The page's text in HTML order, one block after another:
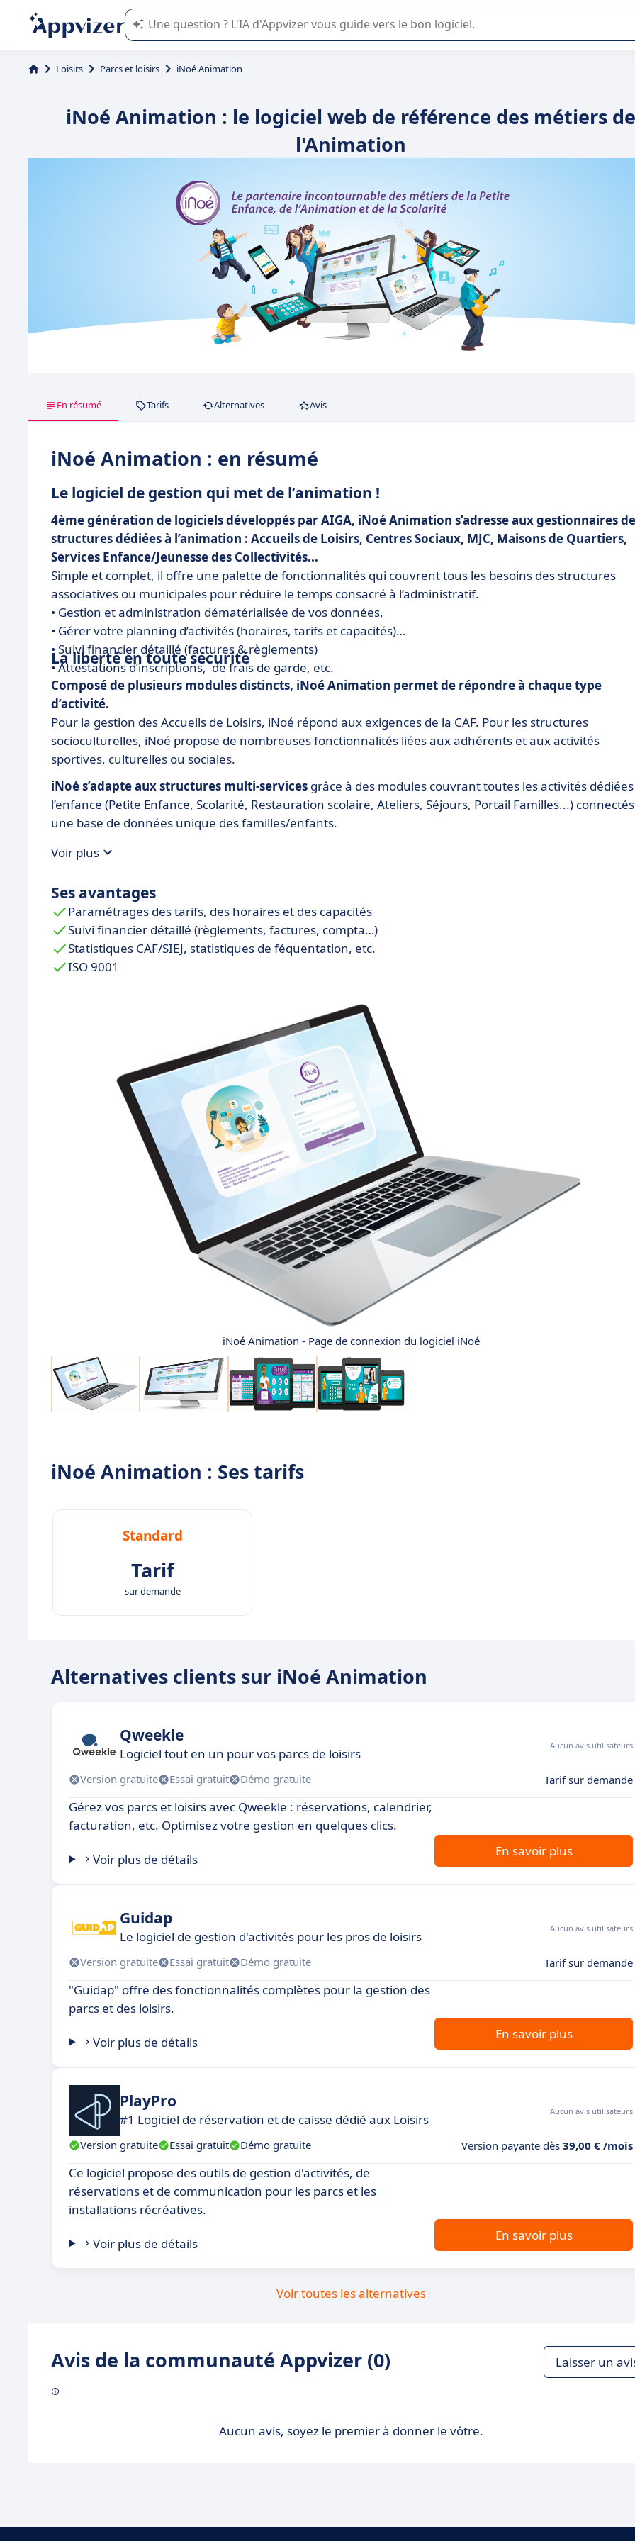
L'IA de Appvizer vous guide dans l'utilisation ou la sélection de logiciel SaaS en entreprise.
Loisirs Parcs et loisirs iNoé Animation
iNoé Animation : le logiciel web de référence des métiers de
l'Animation
En résumé Tarifs Alternatives Avis
iNoé Animation : en résumé
Le logiciel de gestion qui met de l’animation !
4ème génération de logiciels développés par AIGA, iNoé Animation s’adresse aux gestionnaires de
structures dédiées à l’animation : Accueils de Loisirs, Centres Sociaux, MJC, Maisons de Quartiers,
Services Enfance/Jeunesse des Collectivités...
Simple et complet, il offre une palette de fonctionnalités qui couvrent tous les besoins des structures
associatives ou municipales pour réduire le temps consacré à l’administratif.
• Gestion et administration dématérialisée de vos données,
• Gérer votre planning d’activités (horaires, tarifs et capacités)
• Suivi financier détaillé (factures & règlements)
• Attestations d’inscriptions, de frais de garde, etc.
La liberté en toute sécurité
Composé de plusieurs modules distincts, iNoé Animation permet de répondre à chaque type
d’activité.
Pour la gestion des Accueils de Loisirs, iNoé répond aux exigences de la CAF. Pour les structures
socioculturelles, iNoé propose de nombreuses fonctionnalités liées aux adhérents et aux activités
sportives, culturelles ou sociales.
iNoé s’adapte aux structures multi-services grâce à des modules couvrant toutes les activités
l’enfance (Petite Enfance, Scolarité, Restauration scolaire, Ateliers, Séjours, Portail Familles...)
une base de données unique des familles/enfants.
Voir plus
Ses avantages
Paramétrages des tarifs, des horaires et des capacités
Suivi financier détaillé (règlements, factures, compta…)
Statistiques CAF/SIEJ, statistiques de féquentation, etc.
ISO 9001
iNoé Animation - Page de connexion du logiciel iNoé
iNoé Animation : Ses tarifs
Standard
Tarif
sur demande
Alternatives clients sur iNoé Animation
Qweekle
Logiciel tout en un pour vos parcs de loisirs
Aucun avis utilisateurs
Version gratuite Essai gratuit Démo gratuite Tarif sur demande
Gérez vos parcs et loisirs avec Qweekle : réservations, calendrier,
facturation, etc. Optimisez votre gestion en quelques clics.
Voir plus de détails
En savoir plus
Guidap
Le logiciel de gestion d'activités pour les pros de loisirs
Aucun avis utilisateurs
Version gratuite Essai gratuit Démo gratuite Tarif sur demande
"Guidap" offre des fonctionnalités complètes pour la gestion des
parcs et des loisirs.
Voir plus de détails
En savoir plus
PlayPro
#1 Logiciel de réservation et de caisse dédié aux Loisirs
Aucun avis utilisateurs
Version gratuite Essai gratuit Démo gratuite Version payante dès 39,00 € /mois
Ce logiciel propose des outils de gestion d'activités, de
réservations et de communication pour les parcs et les
installations récréatives.
Voir plus de détails
En savoir plus
Voir toutes les alternatives
Avis de la communauté Appvizer (0) Laisser un
Aucun avis, soyez le premier à donner le vôtre.